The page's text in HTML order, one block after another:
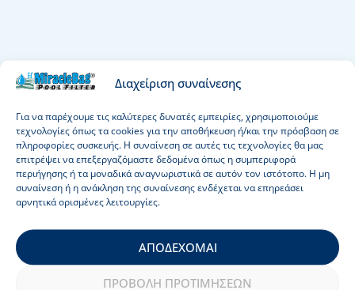
Διαχείριση συναίνεσης
Για να παρέχουμε τις καλύτερες δυνατές εμπειρίες, χρησιμοποιούμε
τεχνολογίες όπως τα cookies για την αποθήκευση ή/και την πρόσβαση σε
πληροφορίες συσκευής. Η συναίνεση σε αυτές τις τεχνολογίες θα μας
επιτρέψει να επεξεργαζόμαστε δεδομένα όπως η συμπεριφορά
περιήγησης ή τα μοναδικά αναγνωριστικά σε αυτόν τον ιστότοπο. Η μη
συναίνεση ή η ανάκληση της συναίνεσης ενδέχεται να επηρεάσει
αρνητικά ορισμένες λειτουργίες.
ΑΠΟΔΈΧΟΜΑΙ
ΠΡΟΒΟΛΉ ΠΡΟΤΙΜΉΣΕΩΝ
Το MiracleBag είναι μια επαναστατική καινοτομία στη
συντήρηση της πισίνας που σας προσφέρει κρυστάλλινο